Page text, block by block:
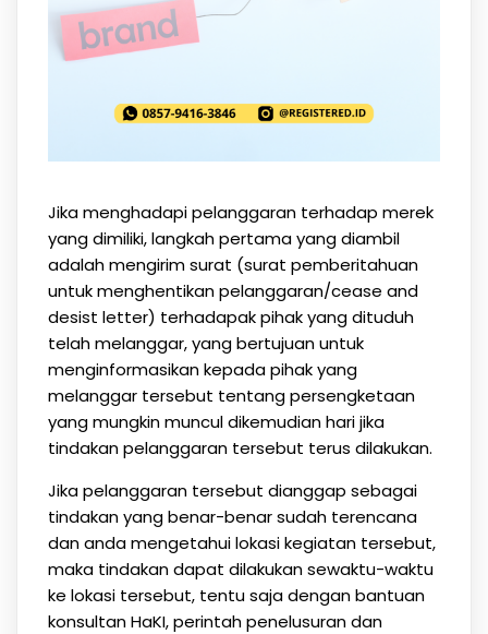
Jika menghadapi pelanggaran terhadap merek
yang dimiliki, langkah pertama yang diambil
adalah mengirim surat (surat pemberitahuan
untuk menghentikan pelanggaran/cease and
desist letter) terhadapak pihak yang dituduh
telah melanggar, yang bertujuan untuk
menginformasikan kepada pihak yang
melanggar tersebut tentang persengketaan
yang mungkin muncul dikemudian hari jika
tindakan pelanggaran tersebut terus dilakukan.
Jika pelanggaran tersebut dianggap sebagai
tindakan yang benar-benar sudah terencana
dan anda mengetahui lokasi kegiatan tersebut,
maka tindakan dapat dilakukan sewaktu-waktu
ke lokasi tersebut, tentu saja dengan bantuan
konsultan HaKI, perintah penelusuran dan